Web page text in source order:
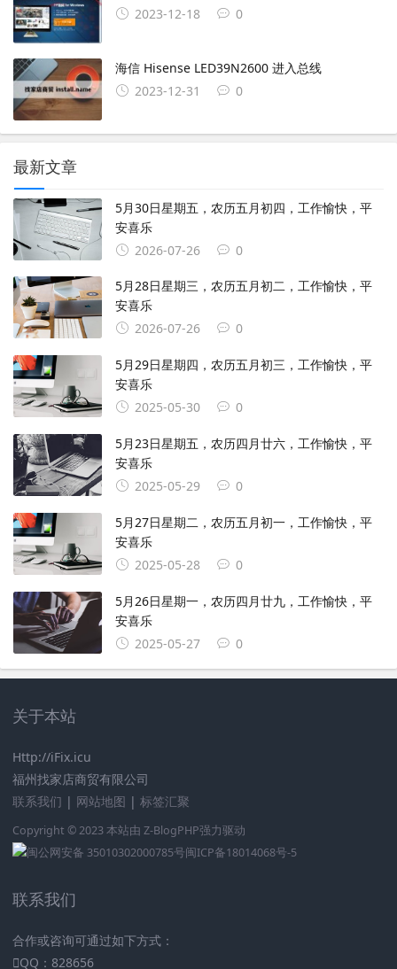
2023-12-18
0
海信 Hisense LED39N2600 进入总线
2023-12-31
0
最新文章
5月30日星期五，农历五月初四，工作愉快，平
安喜乐
2026-07-26
0
5月28日星期三，农历五月初二，工作愉快，平
安喜乐
2026-07-26
0
5月29日星期四，农历五月初三，工作愉快，平
安喜乐
2025-05-30
0
5月23日星期五，农历四月廿六，工作愉快，平
安喜乐
2025-05-29
0
5月27日星期二，农历五月初一，工作愉快，平
安喜乐
2025-05-28
0
5月26日星期一，农历四月廿九，工作愉快，平
安喜乐
2025-05-27
0
关于本站
Http://iFix.icu
福州找家店商贸有限公司
联系我们 | 网站地图 | 标签汇聚
Copyright © 2023 本站由 Z-BlogPHP强力驱动
闽公网安备 35010302000785号闽ICP备18014068号-5
联系我们
合作或咨询可通过如下方式：
QQ：828656